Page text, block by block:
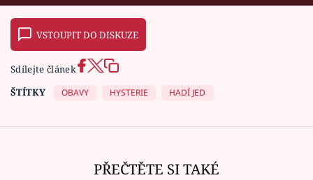
VSTOUPIT DO DISKUZE
Sdílejte článek
ŠTÍTKY
OBAVY HYSTERIE HADÍ JED
PŘEČTĚTE SI TAKÉ